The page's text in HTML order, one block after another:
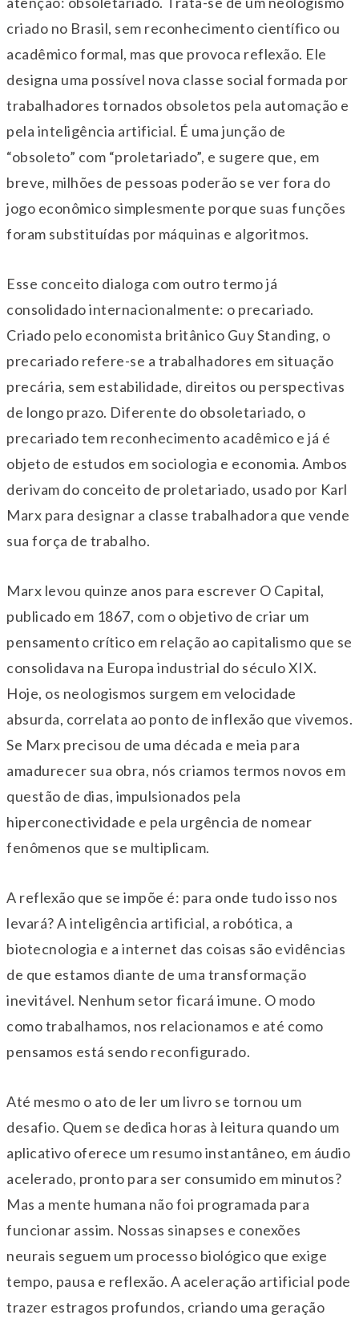
criado no Brasil, sem reconhecimento científico ou
acadêmico formal, mas que provoca reflexão. Ele
designa uma possível nova classe social formada por
trabalhadores tornados obsoletos pela automação e
pela inteligência artificial. É uma junção de
“obsoleto” com “proletariado”, e sugere que, em
breve, milhões de pessoas poderão se ver fora do
jogo econômico simplesmente porque suas funções
foram substituídas por máquinas e algoritmos.
Esse conceito dialoga com outro termo já
consolidado internacionalmente: o precariado.
Criado pelo economista britânico Guy Standing, o
precariado refere-se a trabalhadores em situação
precária, sem estabilidade, direitos ou perspectivas
de longo prazo. Diferente do obsoletariado, o
precariado tem reconhecimento acadêmico e já é
objeto de estudos em sociologia e economia. Ambos
derivam do conceito de proletariado, usado por Karl
Marx para designar a classe trabalhadora que vende
sua força de trabalho.
Marx levou quinze anos para escrever O Capital,
publicado em 1867, com o objetivo de criar um
pensamento crítico em relação ao capitalismo que se
consolidava na Europa industrial do século XIX.
Hoje, os neologismos surgem em velocidade
absurda, correlata ao ponto de inflexão que vivemos.
Se Marx precisou de uma década e meia para
amadurecer sua obra, nós criamos termos novos em
questão de dias, impulsionados pela
hiperconectividade e pela urgência de nomear
fenômenos que se multiplicam.
A reflexão que se impõe é: para onde tudo isso nos
levará? A inteligência artificial, a robótica, a
biotecnologia e a internet das coisas são evidências
de que estamos diante de uma transformação
inevitável. Nenhum setor ficará imune. O modo
como trabalhamos, nos relacionamos e até como
pensamos está sendo reconfigurado.
Até mesmo o ato de ler um livro se tornou um
desafio. Quem se dedica horas à leitura quando um
aplicativo oferece um resumo instantâneo, em áudio
acelerado, pronto para ser consumido em minutos?
Mas a mente humana não foi programada para
funcionar assim. Nossas sinapses e conexões
neurais seguem um processo biológico que exige
tempo, pausa e reflexão. A aceleração artificial pode
trazer estragos profundos, criando uma geração